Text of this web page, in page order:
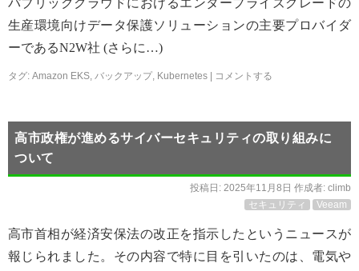
パブリッククラウドにおけるエンタープライズグレードの
生産環境向けデータ保護ソリューションの主要プロバイダ
ーであるN2W社 (さらに…)
タグ: Amazon EKS, バックアップ, Kubernetes コメントする
高市政権が進めるサイバーセキュリティの取り組みに
ついて
投稿日: 2025年11月8日 作成者: climb
セキュリティ
Veeam
高市首相が経済安保法の改正を指示したというニュースが
報じられました。その内容で特に目を引いたのは、電気や